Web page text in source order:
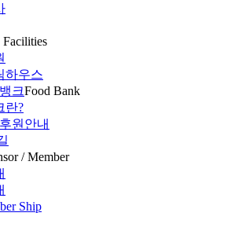
Facilities
하우스
크Food Bank
란?
원안내
/ Member
Ship